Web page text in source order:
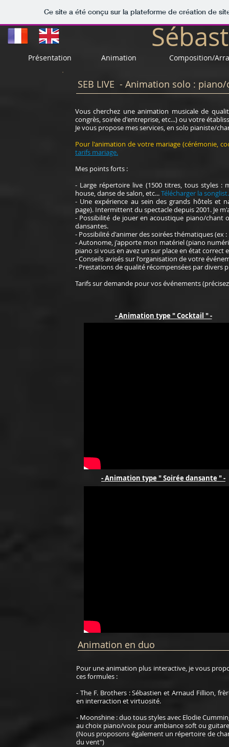
Ce site a été conçu sur la plateforme de création de
Composition/
Animation
Présentation
SEB LIVE - Animation solo :
Vous cherchez une animation musicale de
congrès, soirée d'entreprise, etc...) ou votre
Je vous propose mes services, en solo pianiste/
Pour l'animation de votre mariage (cérémonie,
tarifs mariage.
Mes points forts :
- Large répertoire live (1500 titres, tous styles :
house, danse de salon, etc...Télécharger la songlist.
- Une expérience au sein des grands hôtels et
page). Intermittent du spectacle depuis 2001. Je
- Possibilité de jouer en acoustique piano/chant
dansantes.
- Possibilité d'animer des soirées thématiques (ex
- Autonome, j'apporte mon matériel (piano
piano si vous en avez un sur place en état correct
- Conseils avisés sur l'organisation de votre
- Prestations de qualité récompensées par divers
Tarifs sur demande pour vos événements
- Animation type " Cocktail " -
- Animation type " Soirée dansante " -
Animation en duo
Pour une animation plus interactive, je vous
ces formules :
- The F. Brothers : Sébastien et Arnaud Fillion,
en interraction et virtuosité.
- Moonshine : duo tous styles avec Elodie
au choix piano/voix pour ambiance soft ou
(Nous proposons également un répertoire de
du vent")